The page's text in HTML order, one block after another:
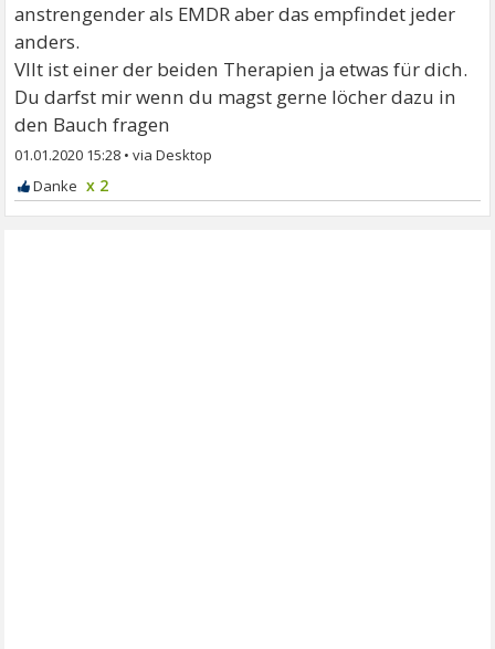
anstrengender als EMDR aber das empfindet jeder
anders.
Vllt ist einer der beiden Therapien ja etwas für dich.
Du darfst mir wenn du magst gerne löcher dazu in
den Bauch fragen
01.01.2020 15:28 •
x 2